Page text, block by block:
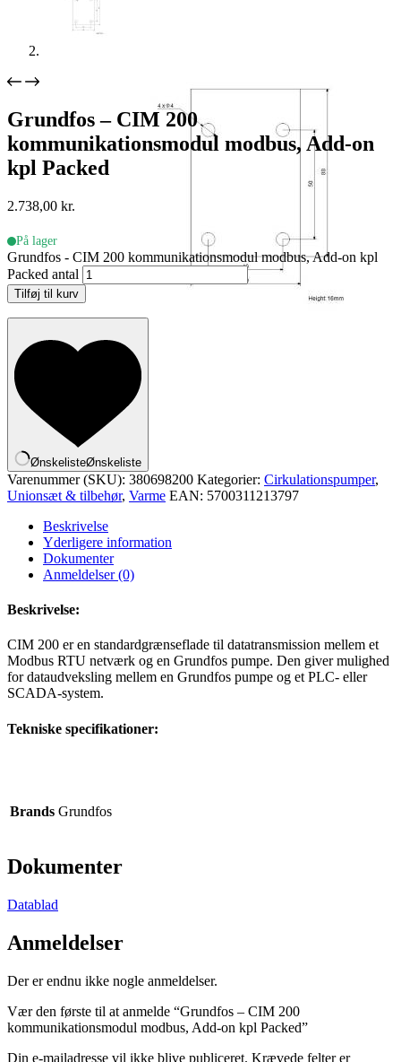
Grundfos – CIM 200
kommunikationsmodul modbus, Add-on
kpl Packed
2.738,00 kr.
På lager
Grundfos - CIM 200 kommunikationsmodul modbus, Add-on kpl
Packed antal
Tilføj til kurv
ØnskelisteØnskeliste
Varenummer (SKU): 380698200 Kategorier: Cirkulationspumper,
Unionsæt & tilbehør, Varme EAN: 5700311213797
Beskrivelse
Yderligere information
Dokumenter
Anmeldelser (0)
Beskrivelse:
CIM 200 er en standardgrænseflade til datatransmission mellem et
Modbus RTU netværk og en Grundfos pumpe. Den giver mulighed
for dataudveksling mellem en Grundfos pumpe og et PLC- eller
SCADA-system.
Tekniske specifikationer:
Brands Grundfos
Dokumenter
Datablad
Anmeldelser
Der er endnu ikke nogle anmeldelser.
Vær den første til at anmelde “Grundfos – CIM 200
kommunikationsmodul modbus, Add-on kpl Packed”
Din e-mailadresse vil ikke blive publiceret. Krævede felter er